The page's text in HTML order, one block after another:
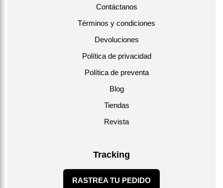
Contáctanos
Términos y condiciones
Devoluciones
Política de privacidad
Política de preventa
Blog
Tiendas
Revista
Tracking
RASTREA TU PEDIDO